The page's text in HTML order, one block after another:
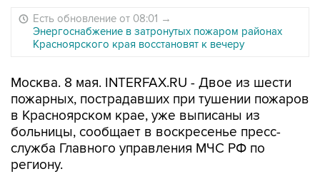
Есть обновление от 08:01 →
Энергоснабжение в затронутых пожаром районах
Красноярского края восстановят к вечеру
Москва. 8 мая. INTERFAX.RU - Двое из шести
пожарных, пострадавших при тушении пожаров
в Красноярском крае, уже выписаны из
больницы, сообщает в воскресенье пресс-
служба Главного управления МЧС РФ по
региону.